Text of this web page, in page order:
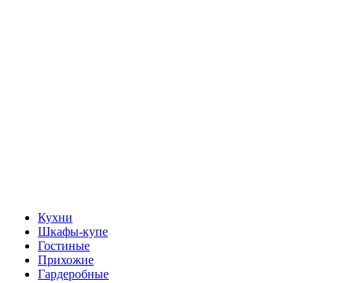
Кухни
Шкафы-купе
Гостиные
Прихожие
Гардеробные